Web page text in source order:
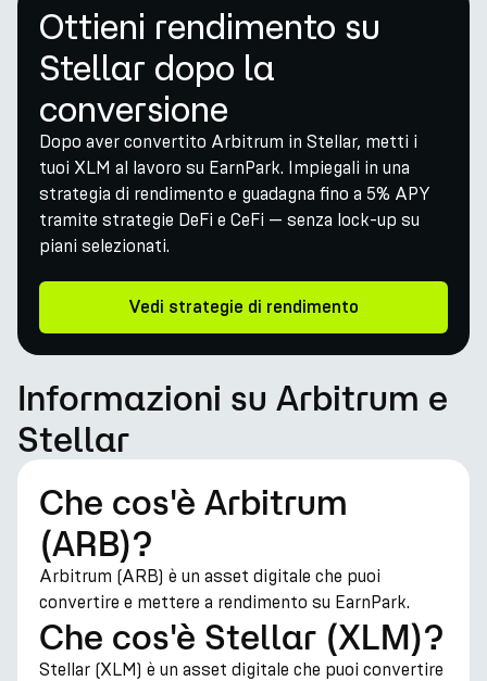
Ottieni rendimento su
Stellar dopo la
conversione
Dopo aver convertito Arbitrum in Stellar, metti i
tuoi XLM al lavoro su EarnPark. Impiegali in una
strategia di rendimento e guadagna fino a 5% APY
tramite strategie DeFi e CeFi — senza lock-up su
piani selezionati.
Vedi strategie di rendimento
Informazioni su Arbitrum e
Stellar
Che cos'è Arbitrum
(ARB)?
Arbitrum (ARB) è un asset digitale che puoi
convertire e mettere a rendimento su EarnPark.
Che cos'è Stellar (XLM)?
Stellar (XLM) è un asset digitale che puoi convertire